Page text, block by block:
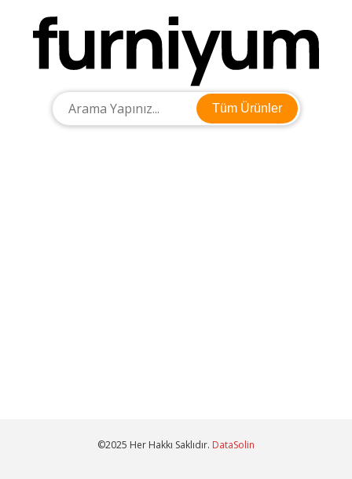
Tüm Ürünler
©2025 Her Hakkı Saklıdır. DataSolin